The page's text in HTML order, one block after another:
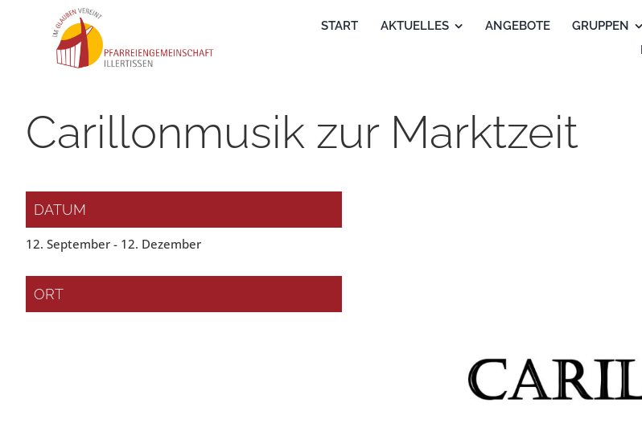
START AKTUELLES ANGEBOTE GRUPPEN
Carillonmusik zur Marktzeit
DATUM
12. September - 12. Dezember
ORT